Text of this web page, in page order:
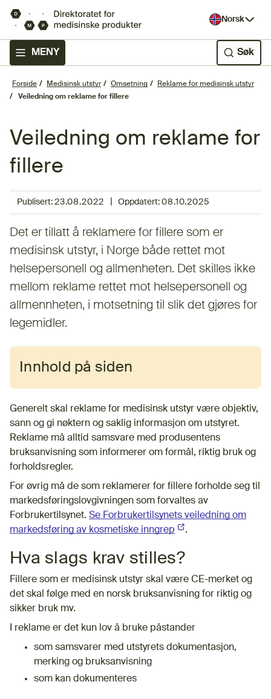
Norsk
MENY Søk
Forside Medisinsk utstyr Omsetning
Reklame for medisinsk utstyr
Veiledning om reklame for fillere
Veiledning om reklame for
fillere
Publisert: 23.08.2022 Oppdatert:08.10.2025
Det er tillatt å reklamere for fillere som er
medisinsk utstyr, i Norge både rettet mot
helsepersonell og allmenheten. Det skilles ikke
mellom reklame rettet mot helsepersonell og
allmennheten, i motsetning til slik det gjøres for
legemidler.
Innhold på siden
Generelt skal reklame for medisinsk utstyr være objektiv,
sann og gi nøktern og saklig informasjon om utstyret.
Reklame må alltid samsvare med produsentens
bruksanvisning som informerer om formål, riktig bruk og
forholdsregler.
For øvrig må de som reklamerer for fillere forholde seg til
markedsføringslovgivningen som forvaltes av
Forbrukertilsynet. Se Forbrukertilsynets veiledning om
markedsføring av kosmetiske inngrep (Ekstern lenke)
.
Hva slags krav stilles?
Fillere som er medisinsk utstyr skal være CE-merket og
det skal følge med en norsk bruksanvisning for riktig og
sikker bruk mv.
I reklame er det kun lov å bruke påstander
som samsvarer med utstyrets dokumentasjon,
merking og bruksanvisning
som kan dokumenteres